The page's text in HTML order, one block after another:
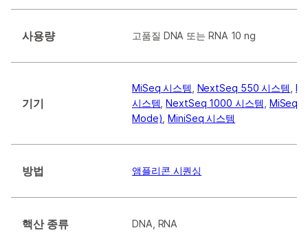
사용량 고품질 DNA 또는 RNA 10 ng
기기
MiSeq 시스템 NextSeq 550 시스템 ,
시스템 ,NextSeq 1000 시스템
Mode) ,MiniSeq 시스템
방법 앰플리콘 시퀀싱
핵산 종류 DNA, RNA